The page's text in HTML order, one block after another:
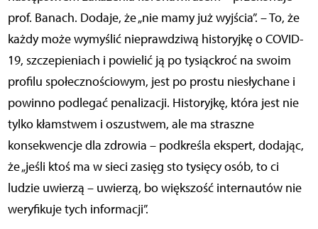
prof. Banach. Dodaje, że „nie mamy już wyjścia”. – To, że
każdy może wymyślić nieprawdziwą historyjkę o COVID-
19, szczepieniach i powielić ją po tysiąckroć na swoim
profilu społecznościowym, jest po prostu niesłychane i
powinno podlegać penalizacji. Historyjkę, która jest nie
tylko kłamstwem i oszustwem, ale ma straszne
konsekwencje dla zdrowia – podkreśla ekspert, dodając,
że „jeśli ktoś ma w sieci zasięg sto tysięcy osób, to ci
ludzie uwierzą – uwierzą, bo większość internautów nie
weryfikuje tych informacji”.